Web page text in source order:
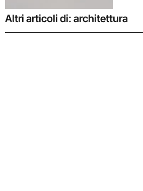
Altri articoli di: architettura